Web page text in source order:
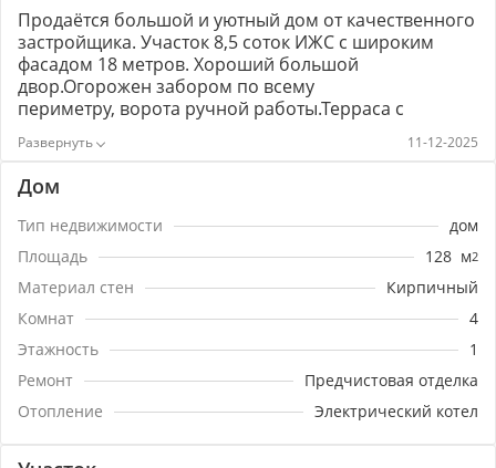
Продаётся большой и уютный дом от качественного
застройщика. Участок 8,5 соток ИЖС с широким
фасадом 18 метров. Хороший большой
двор.Огорожен забором по всему
периметру, ворота ручной работы.Терраса с
заведены: свет, вода, газ, септик на 10 кубов.. В
станице есть вся необходимая инфраструктура для
комфортной жизни.В 3 минутах остановка
транспорта. (маршрут 114 каждые 20 минут до
Краснодара).Дом в предчистовой отделке, полное
благоустройство двора.Планировка дома
:4 изолированные комнаты, просторная прихожая,
,кухня и гостиная, сан.узел, гардеробная. По всему
дому тёплые полы, все работы выполнены из
дорогих материалов и без экономии по
современным стандартам.Остальные вопросы по
телефону.Скорее звоните.Номер объекта:
#5/1411203/3069
11-12-2025
Дом
Тип недвижимости
дом
Площадь
128 м2
Материал стен
Кирпичный
Комнат
4
Этажность
1
Ремонт
Предчистовая отделка
Отопление
Электрический котел